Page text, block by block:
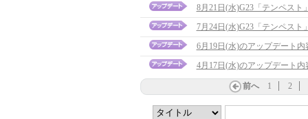
8月21日(水)G23「テンペスト
7月24日(水)G23「テンペス
6月19日(水)のアップデート内
4月17日(水)のアップデート内
前へ 1 2